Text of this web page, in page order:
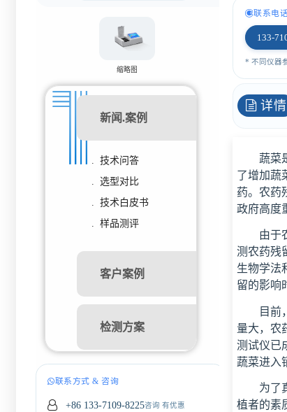
缩略图
新闻.案例
. 技术问答
. 选型对比
. 技术白皮书
. 样品测评
客户案例
检测方案
联系方式 & 咨询
+86 133-7109-8225咨询 有优惠
联系电
133-
* 不同仪器
详情
蔬菜是
了增加蔬
药。农药
政府高度
由于农
测农药残
生物学法
留的影响
目前，
量大，农
测试仪已
蔬菜进入
为了真
植者的素